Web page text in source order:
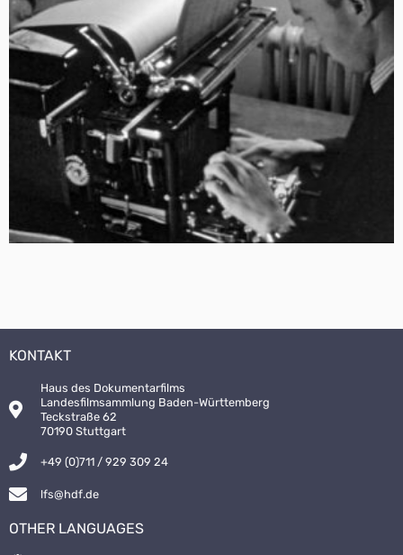
KONTAKT
Haus des Dokumentarfilms
Landesfilmsammlung Baden-Württemberg
Teckstraße 62
70190 Stuttgart
+49 (0)711 / 929 309 24
lfs@hdf.de
OTHER LANGUAGES